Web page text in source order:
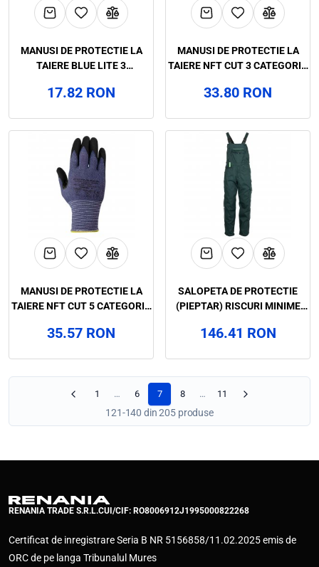
MANUSI DE PROTECTIE LA
TAIERE BLUE LITE 3
ART.C973
17.82 RON
MANUSI DE PROTECTIE LA
TAIERE NFT CUT 3 CATEGORIA
33.80 RON
MANUSI DE PROTECTIE LA
TAIERE NFT CUT 5 CATEGORIA
35.57 RON
SALOPETA DE PROTECTIE
(PIEPTAR) RISCURI MINIME
(90551)
146.41 RON
121-140 din 205 produse
1 … 6 7 8 … 11
RENANIA TRADE S.R.L.CUI/CIF: RO8006912J1995000822268
Certificat de inregistrare Seria B NR 5156858/11.02.2025 emis de
ORC de pe langa Tribunalul Mures